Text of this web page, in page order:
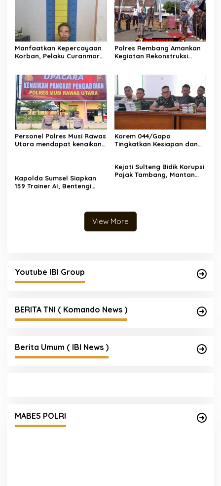
Korban, Pelaku Curanmor
Juwana Dibekuk Polisi di
Surabaya
Kegiatan Rekonstruksi
Budaya “Sumpah Setia
Perang Lasem 1750”,
Berlangsung Aman dan
Kondusif
Kabag Perencanaan yang
kini berpangkat Kompol,
Tingkatkan Kesiapan dan
Akuntabilitas Jelang Audit
Itjen TNI
Pelajar dari Kejahatan
Empat Tersangka Peredaran Vape
Mengandung Etomidate di Medan Diamankan